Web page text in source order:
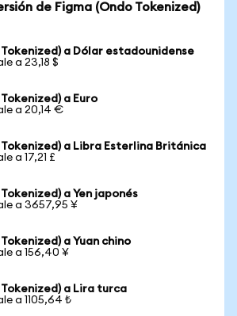
de Figma (Ondo Tokenized)
a Dólar estadounidense
a 23,18 $
a Euro
a 20,14 €
a Libra Esterlina Británica
a 17,21 £
a Yen japonés
a 3657,95 ¥
a Yuan chino
a 156,40 ¥
a Lira turca
a 1105,64 ₺